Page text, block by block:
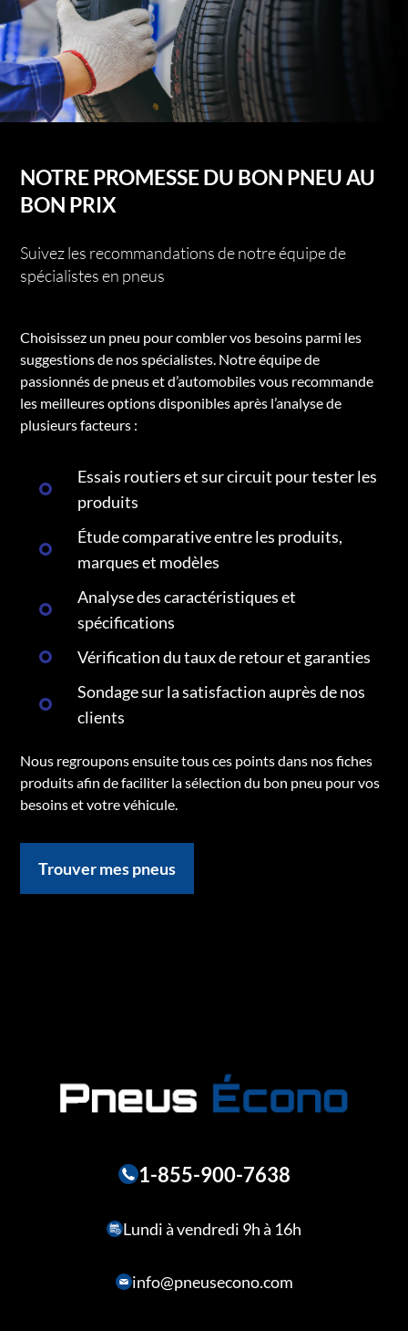
NOTRE PROMESSE DU BON PNEU AU
BON PRIX
Suivez les recommandations de notre équipe de
spécialistes en pneus
Choisissez un pneu pour combler vos besoins parmi les
suggestions de nos spécialistes. Notre équipe de
passionnés de pneus et d’automobiles vous recommande
les meilleures options disponibles après l’analyse de
plusieurs facteurs :
Essais routiers et sur circuit pour tester les
produits
Étude comparative entre les produits,
marques et modèles
Analyse des caractéristiques et
spécifications
Vérification du taux de retour et garanties
Sondage sur la satisfaction auprès de nos
clients
Nous regroupons ensuite tous ces points dans nos fiches
produits afin de faciliter la sélection du bon pneu pour vos
besoins et votre véhicule.
Trouver mes pneus
1-855-900-7638
Lundi à vendredi 9h à 16h
info@pneusecono.com